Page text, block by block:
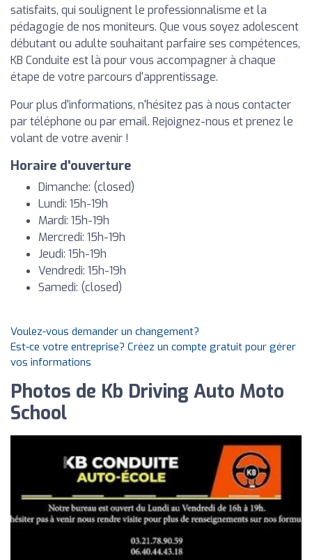
satisfaits, qui soulignent le professionnalisme et la
pédagogie de nos moniteurs. Que vous soyez adolescent
débutant ou adulte souhaitant parfaire ses compétences,
KB Conduite est là pour vous accompagner à chaque
étape de votre parcours d'apprentissage.
Pour plus d'informations, n'hésitez pas à nous contacter
par téléphone ou par email. Rejoignez-nous et prenez le
volant de votre avenir !
Horaire d'ouverture
Dimanche: (closed)
Lundi: 15h-19h
Mardi: 15h-19h
Mercredi: 15h-19h
Jeudi: 15h-19h
Vendredi: 15h-19h
Samedi: (closed)
Voulez-vous demander un changement?
Est-ce votre entreprise? Créez un compte gratuit pour gérer
vos informations
Photos de Kb Driving Auto Moto
School